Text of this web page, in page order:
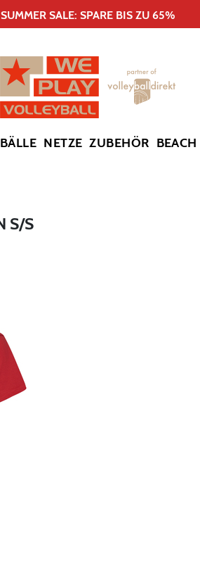
SUMMER SALE: SPARE BIS ZU 65%
NETZE ZUBEHÖR BEACH
S/S